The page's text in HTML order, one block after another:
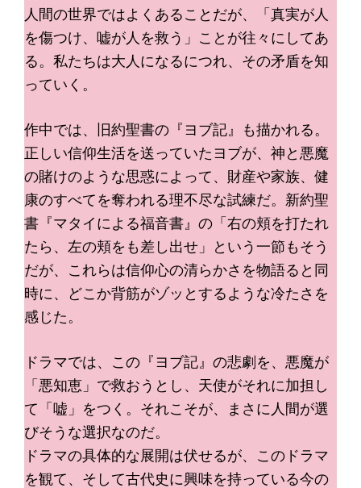
人間の世界ではよくあることだが、「真実が人
を傷つけ、嘘が人を救う」ことが往々にしてあ
る。私たちは大人になるにつれ、その矛盾を知
っていく。
作中では、旧約聖書の『ヨブ記』も描かれる。
正しい信仰生活を送っていたヨブが、神と悪魔
の賭けのような思惑によって、財産や家族、健
康のすべてを奪われる理不尽な試練だ。新約聖
書『マタイによる福音書』の「右の頬を打たれ
たら、左の頬をも差し出せ」という一節もそう
だが、これらは信仰心の清らかさを物語ると同
時に、どこか背筋がゾッとするような冷たさを
感じた。
ドラマでは、この『ヨブ記』の悲劇を、悪魔が
「悪知恵」で救おうとし、天使がそれに加担し
て「嘘」をつく。それこそが、まさに人間が選
びそうな選択なのだ。
ドラマの具体的な展開は伏せるが、このドラマ
を観て、そして古代史に興味を持っている今の